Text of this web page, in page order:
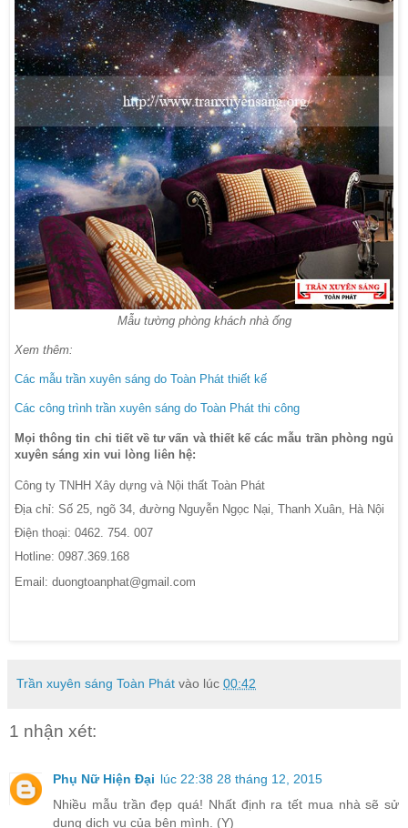
Mẫu tường phòng khách nhà ống
Xem thêm:
Các mẫu trần xuyên sáng do Toàn Phát thiết kế
Các công trình trần xuyên sáng do Toàn Phát thi công
Mọi thông tin chi tiết về tư vấn và thiết kế các mẫu trần phòng ngủ
xuyên sáng xin vui lòng liên hệ:
Công ty TNHH Xây dựng và Nội thất Toàn Phát
Địa chỉ: Số 25, ngõ 34, đường Nguyễn Ngọc Nại, Thanh Xuân, Hà Nội
Điện thoại: 0462. 754. 007
Hotline: 0987.369.168
Email: duongtoanphat@gmail.com
Trần xuyên sáng Toàn Phát vào lúc 00:42
1 nhận xét:
Phụ Nữ Hiện Đại lúc 22:38 28 tháng 12, 2015
Nhiều mẫu trần đẹp quá! Nhất định ra tết mua nhà sẽ sử
dụng dịch vụ của bên mình. (Y)